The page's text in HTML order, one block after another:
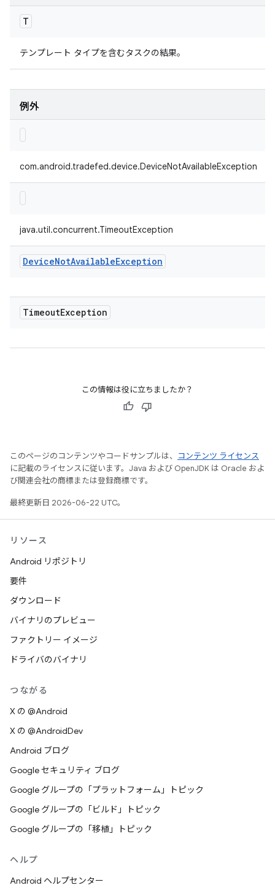
T
テンプレート タイプを含むタスクの結果。
例外
com.android.tradefed.device.DeviceNotAvailableException
java.util.concurrent.TimeoutException
DeviceNotAvailableException
TimeoutException
この情報は役に立ちましたか？
このページのコンテンツやコードサンプルは、
コンテンツ ライセンス
に記載のライセンスに従います。Java および OpenJDK は Oracle およ
び関連会社の商標または登録商標です。
最終更新日 2026-06-22 UTC。
リソース
Android リポジトリ
要件
ダウンロード
バイナリのプレビュー
ファクトリー イメージ
ドライバのバイナリ
つながる
X の @Android
X の @AndroidDev
Android ブログ
Google セキュリティ ブログ
Google グループの「プラットフォーム」トピック
Google グループの「ビルド」トピック
Google グループの「移植」トピック
ヘルプ
Android ヘルプセンター